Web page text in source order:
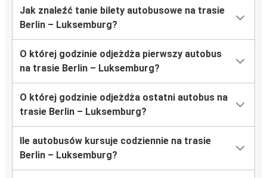
Jak znaleźć tanie bilety autobusowe na trasie
Berlin – Luksemburg?
O której godzinie odjeżdża pierwszy autobus
na trasie Berlin – Luksemburg?
O której godzinie odjeżdża ostatni autobus na
trasie Berlin – Luksemburg?
Ile autobusów kursuje codziennie na trasie
Berlin – Luksemburg?